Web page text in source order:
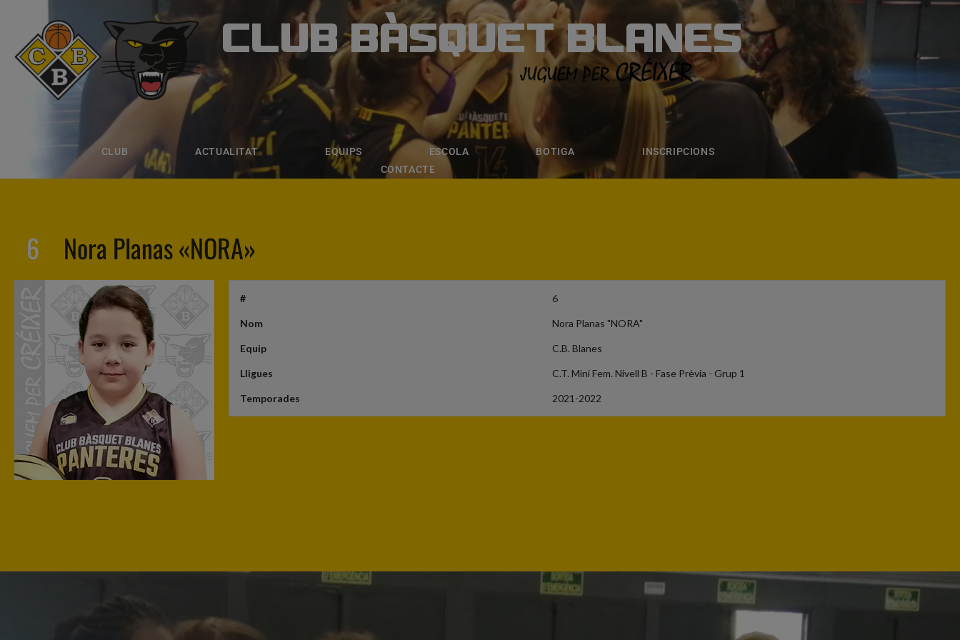
CLUB BÀSQUET BLANES
CLUB ACTUALITAT EQUIPS ESCOLA BOTIGA
INSCRIPCIONS
CONTACTE
CLUB BÀSQUET BLANES
ACTUALITAT ESCOLA BOTIGA INSCRIPCIONS
6 Nora Planas «NORA»
# 6
Nom Nora Planas "NORA"
Equip C.B. Blanes
Lligues C.T. Mini Fem. Nivell B - Fase Prèvia - Grup 1
Temporades 2021-2022